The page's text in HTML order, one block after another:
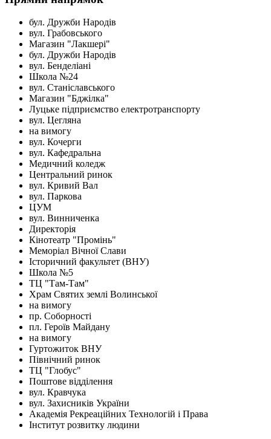
бул. Дружби Народів
вул. Грабовського
Магазин "Лакшері"
бул. Дружби Народів
вул. Бенделіані
Школа №24
вул. Станіславського
Магазин "Бджілка"
Луцьке підприємство електротранспорту
вул. Цегляна
на вимогу
вул. Кочерги
вул. Кафедральна
Медичний коледж
Центральний ринок
вул. Кривий Вал
вул. Паркова
ЦУМ
вул. Винниченка
Директорія
Кінотеатр "Промінь"
Меморіал Вічної Слави
Історичний факультет (ВНУ)
Школа №5
ТЦ "Там-Там"
Храм Святих землі Волинської
на вимогу
пр. Соборності
пл. Героїв Майдану
на вимогу
Гуртожиток ВНУ
Північний ринок
ТЦ "Глобус"
Поштове відділення
вул. Кравчука
вул. Захисникiв України
Академія Рекреаційних Технологій і Права
Інститут розвитку людини